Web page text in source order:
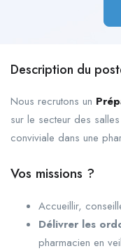
Description du
Nous recrutons un
sur le secteur des
conviviale dans une
Vos missions ?
Accueillir,
Délivrer les
pharmacien en